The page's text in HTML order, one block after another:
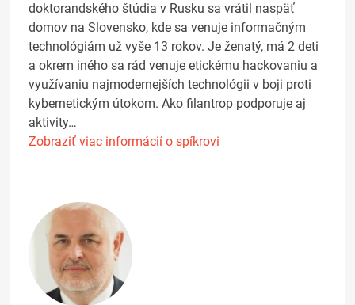
doktorandského štúdia v Rusku sa vrátil naspäť
domov na Slovensko, kde sa venuje informačným
technológiám už vyše 13 rokov. Je ženatý, má 2 deti
a okrem iného sa rád venuje etickému hackovaniu a
využívaniu najmodernejších technológii v boji proti
kybernetickým útokom. Ako filantrop podporuje aj
aktivity…
Zobraziť viac informácií o spíkrovi